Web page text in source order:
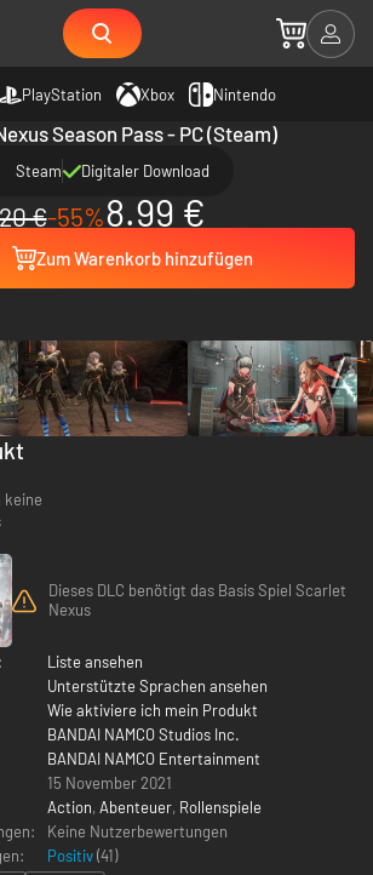
PlayStation Xbox Nintendo
Season Pass - PC (Steam)
Steam Digitaler Download
€-55%8.99 €
Zum Warenkorb hinzufügen
keine
Dieses DLC benötigt das Basis Spiel Scarlet
Nexus
Liste ansehen
Unterstützte Sprachen ansehen
Wie aktiviere ich mein Produkt
BANDAI NAMCO Studios Inc.
BANDAI NAMCO Entertainment
15 November 2021
Action, Abenteuer, Rollenspiele
Keine Nutzerbewertungen
Positiv(41)